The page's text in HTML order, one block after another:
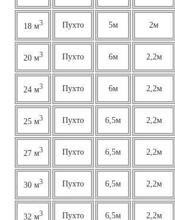
18 м3 Пухто 5м 2м
20 м3 Пухто 6м 2,2м
24 м3 Пухто 6м 2,2м
25 м3 Пухто 6,5м 2,2м
27 м3 Пухто 6,5м 2,2м
30 м3 Пухто 6,5м 2,2м
32 м3 Пухто 6,5м 2,2м